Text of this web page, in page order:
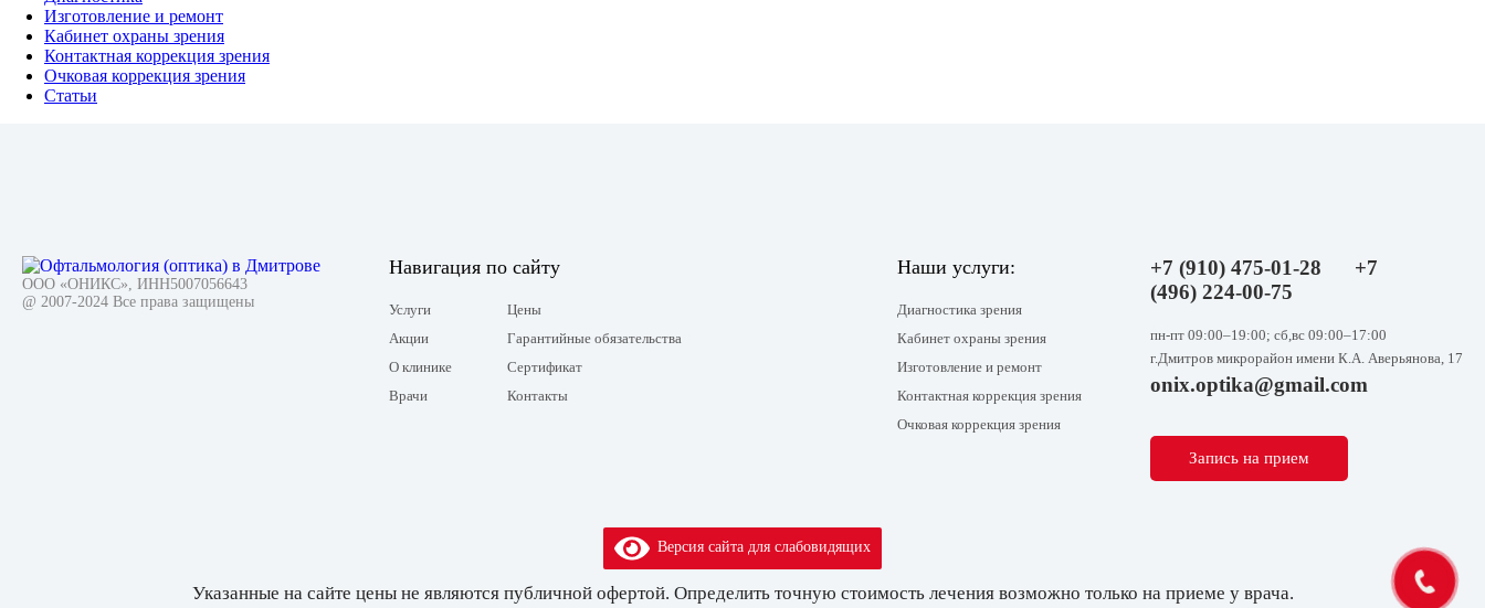
Изготовление и ремонт
Кабинет охраны зрения
Контактная коррекция зрения
Очковая коррекция зрения
Статьи
ООО «ОНИКС», ИНН5007056643
@ 2007-2024 Все права защищены
Навигация по сайту
Услуги
Акции
О клинике
Врачи
Цены
Гарантийные обязательства
Сертификат
Контакты
Наши услуги:
Диагностика зрения
Кабинет охраны зрения
Изготовление и ремонт
Контактная коррекция зрения
Очковая коррекция зрения
+7 (910) 475-01-28
+7
(496) 224-00-75
пн-пт 09:00–19:00; сб,вс 09:00–17:00
г.Дмитров микрорайон имени К.А. Аверьянова, 17
onix.optika@gmail.com
Запись на прием
Версия сайта для слабовидящих
Указанные на сайте цены не являются публичной офертой. Определить точную стоимость лечения возможно только на приеме у врача.